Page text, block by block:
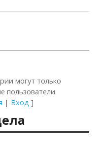
могут только
пользователи.
| Вход ]